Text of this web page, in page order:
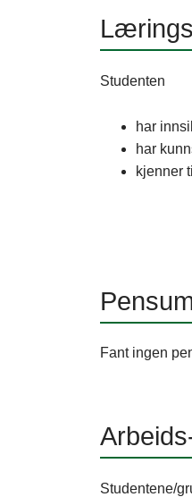
Studenten
har
har
kjenner
Fant ingen
Studentene/